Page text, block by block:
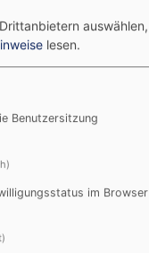
lesen.
Benutzersitzung
im Browser